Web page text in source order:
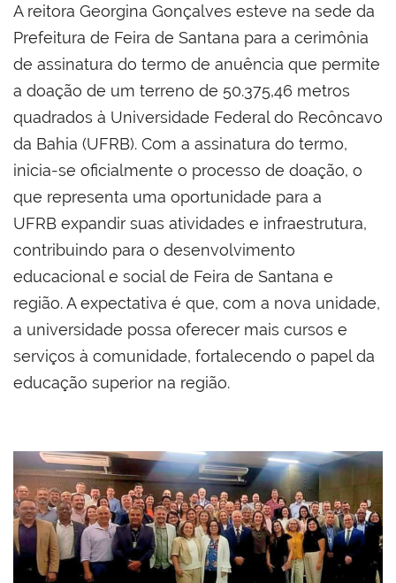
A reitora Georgina Gonçalves esteve na sede da
Prefeitura de Feira de Santana para a cerimônia
de assinatura do termo de anuência que permite
a doação de um terreno de 50.375,46 metros
quadrados à Universidade Federal do Recôncavo
da Bahia (UFRB). Com a assinatura do termo,
inicia-se oficialmente o processo de doação, o
que representa uma oportunidade para a
UFRB expandir suas atividades e infraestrutura,
contribuindo para o desenvolvimento
educacional e social de Feira de Santana e
região. A expectativa é que, com a nova unidade,
a universidade possa oferecer mais cursos e
serviços à comunidade, fortalecendo o papel da
educação superior na região.